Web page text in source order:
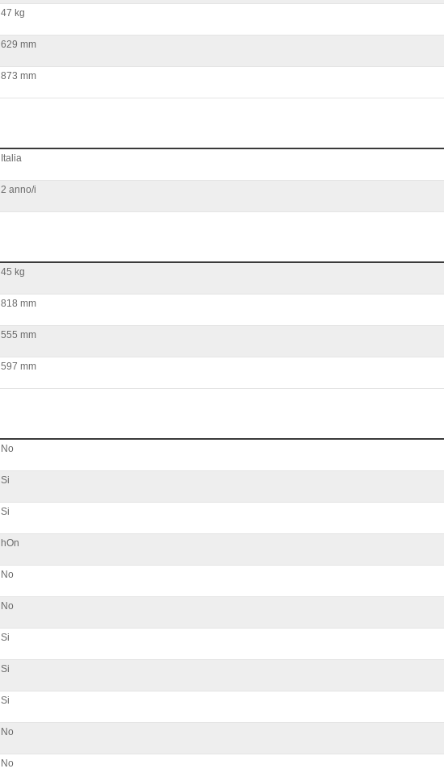
47 kg
629 mm
873 mm
Italia
2 anno/i
45 kg
818 mm
555 mm
597 mm
No
Si
Si
hOn
No
No
Si
Si
Si
No
No